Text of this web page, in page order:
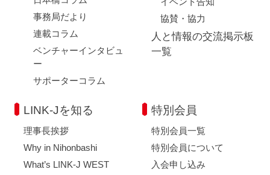
事務局だより
連載コラム
ベンチャーインタビュ
ー
サポーターコラム
協賛・協力
人と情報の交流掲示板
一覧
LINK-Jを知る
理事長挨拶
Why in Nihonbashi
What’s LINK-J WEST
特別会員
特別会員一覧
特別会員について
入会申し込み